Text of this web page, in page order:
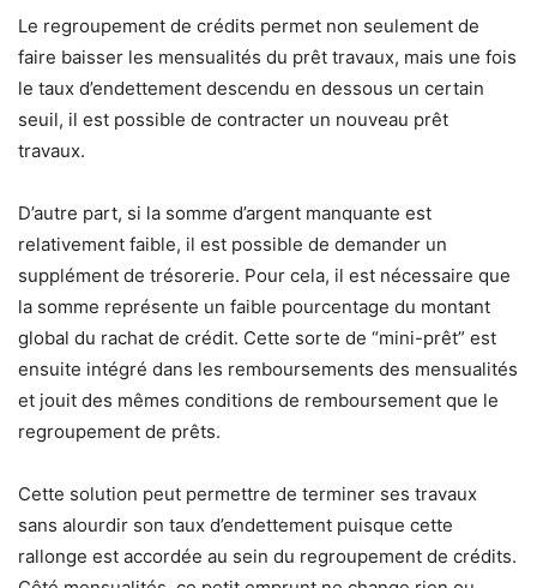
Le regroupement de crédits permet non seulement de
faire baisser les mensualités du prêt travaux, mais une fois
le taux d’endettement descendu en dessous un certain
seuil, il est possible de contracter un nouveau prêt
travaux.
D’autre part, si la somme d’argent manquante est
relativement faible, il est possible de demander un
supplément de trésorerie. Pour cela, il est nécessaire que
la somme représente un faible pourcentage du montant
global du rachat de crédit. Cette sorte de “mini-prêt” est
ensuite intégré dans les remboursements des mensualités
et jouit des mêmes conditions de remboursement que le
regroupement de prêts.
Cette solution peut permettre de terminer ses travaux
sans alourdir son taux d’endettement puisque cette
rallonge est accordée au sein du regroupement de crédits.